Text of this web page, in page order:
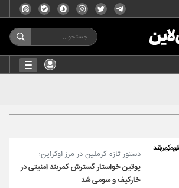
دستور تازه کرملین در مرز اوکراین؛
پوتین خواستار گسترش کمربند امنیتی در
خارکیف و سومی شد